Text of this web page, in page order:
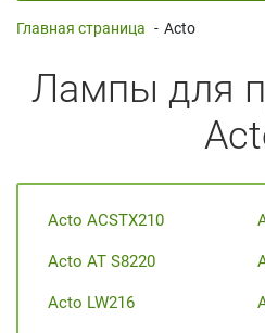
Главная страница - Acto
Лампы для
Acto ACSTX210
Acto AT S8220
Acto LW216